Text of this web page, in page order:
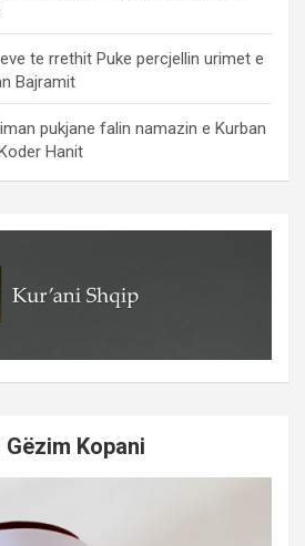
te rrethit Puke percjellin urimet e
Bajramit
pukjane falin namazin e Kurban
Hanit
Kopani